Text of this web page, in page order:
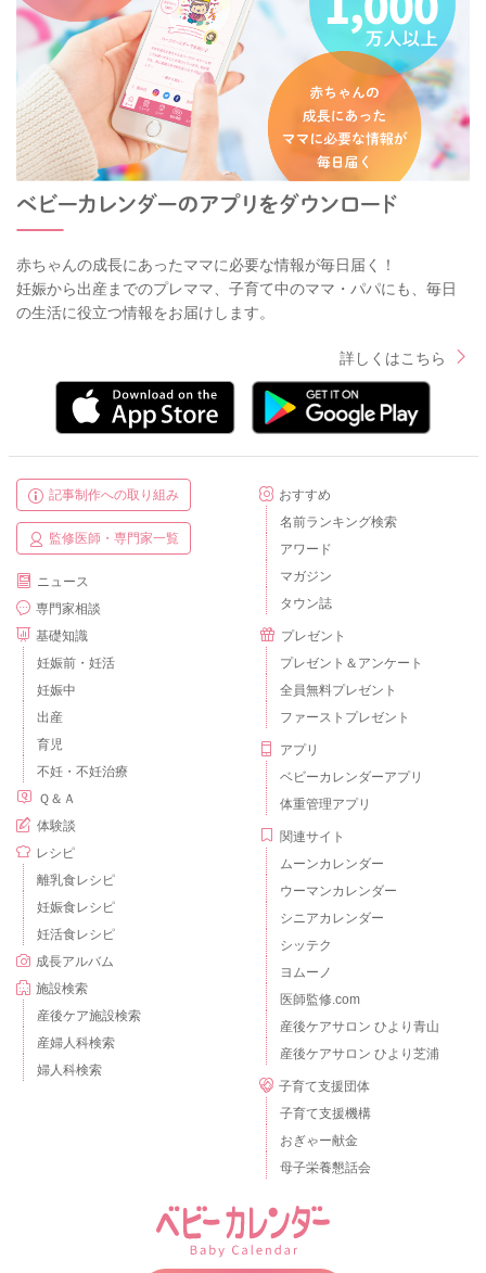
ご利用いただく際に2つ以上の質問がある場合、ひとつずつご投
稿くださいますようお願い致します。 今回のご投稿につきまし
ても、お手数をおかけしますが、再度ひとつずつご投稿いただ
けますでしょうか。
ひとつずつ投稿していただくことによって、 同じようなお悩み
解決につながる可能性がございます。
ご理解いただけますと幸いです。
▼専門家相談ご利用ガイド
これからもベビーカレンダーの専門家相談コーナーをよろしく
お願いいたします。
赤ちゃんの成長にあったママに必要な情報が毎日届く！
妊娠から出産までのプレママ、子育て中のママ・パパにも、毎日
の生活に役立つ情報をお届けします。
詳しくはこちら
記事制作への取り組み
監修医師・専門家一覧
ニュース
専門家相談
基礎知識
妊娠前・妊活
妊娠中
出産
育児
不妊・不妊治療
Ｑ＆Ａ
体験談
レシピ
離乳食レシピ
妊娠食レシピ
妊活食レシピ
成長アルバム
施設検索
産後ケア施設検索
産婦人科検索
婦人科検索
おすすめ
名前ランキング検索
アワード
マガジン
タウン誌
プレゼント
プレゼント＆アンケート
全員無料プレゼント
ファーストプレゼント
アプリ
ベビーカレンダーアプリ
体重管理アプリ
関連サイト
ムーンカレンダー
ウーマンカレンダー
シニアカレンダー
シッテク
ヨムーノ
医師監修.com
産後ケアサロン ひより青山
産後ケアサロン ひより芝浦
子育て支援団体
子育て支援機構
おぎゃー献金
母子栄養懇話会